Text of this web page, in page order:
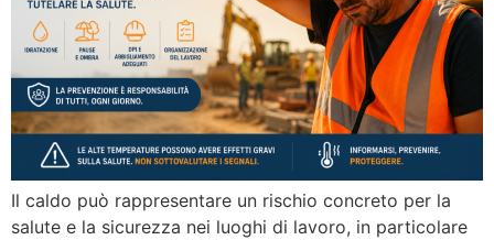
Il caldo può rappresentare un rischio concreto per la
salute e la sicurezza nei luoghi di lavoro, in particolare